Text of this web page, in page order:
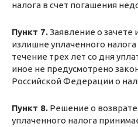
налога в счет погашения
Пункт 7.Заявление о зачете
излишне уплаченного
течение трех лет со дня
иное не предусмотрено
Российской Федерации о
Пункт 8. Решение о
уплаченного налога